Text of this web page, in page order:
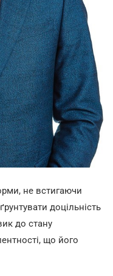
не встигаючи
доцільність
до стану
що його